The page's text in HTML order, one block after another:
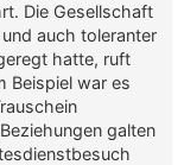
Die Gesellschaft
auch toleranter
hatte, ruft
Beispiel war es
galten